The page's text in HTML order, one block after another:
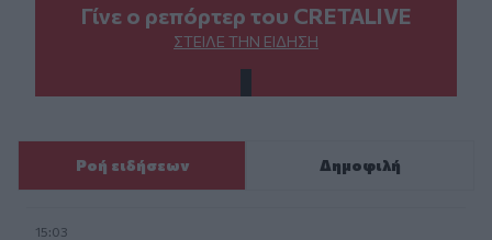
Γίνε ο ρεπόρτερ του CRETALIVE
ΣΤΕΊΛΕ ΤΗΝ ΕΊΔΗΣΗ
Ροή ειδήσεων Δημοφιλή
15:03